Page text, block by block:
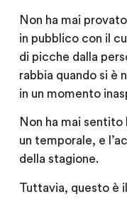
Non ha mai
in pubblico con il
di picche dalla
rabbia quando si è
in un momento
Non ha mai
un temporale, e
della stagione.
Tuttavia, questo è